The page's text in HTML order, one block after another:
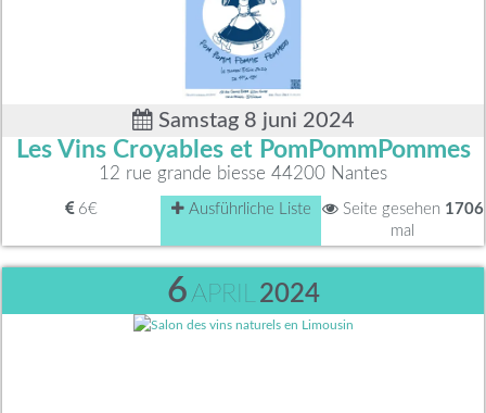
Samstag 8 juni 2024
Les Vins Croyables et PomPommPommes
12 rue grande biesse 44200 Nantes
6€ Ausführliche Liste Seite gesehen 1706
mal
6 APRIL 2024